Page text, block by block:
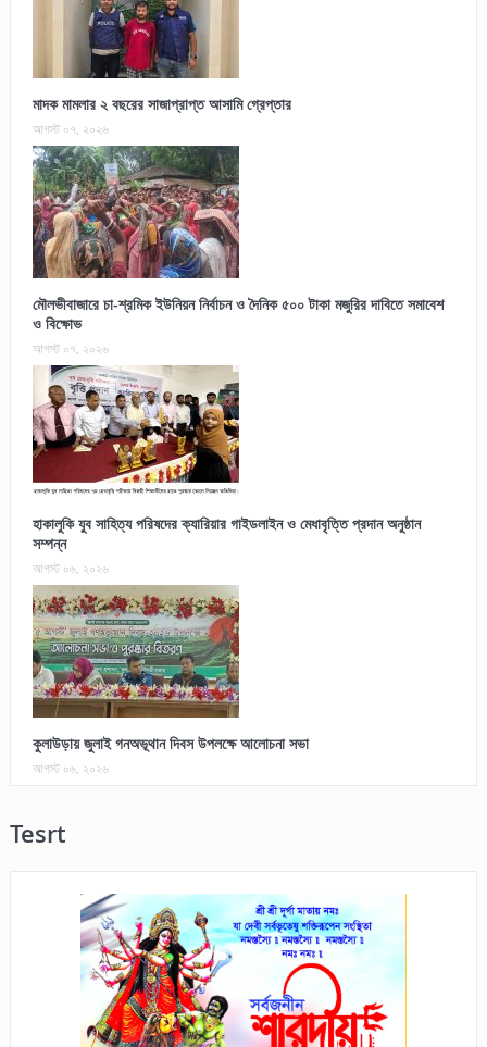
মাদক মামলার ২ বছরের সাজাপ্রাপ্ত আসামি গ্রেপ্তার
আগস্ট ০৭, ২০২৬
মৌলভীবাজারে চা-শ্রমিক ইউনিয়ন নির্বাচন ও দৈনিক ৫০০ টাকা মজুরির দাবিতে সমাবেশ
ও বিক্ষোভ
আগস্ট ০৭, ২০২৬
হাকালুকি যুব সাহিত্য পরিষদের ক্যারিয়ার গাইডলাইন ও মেধাবৃত্তি প্রদান অনুষ্ঠান
সম্পন্ন
আগস্ট ০৬, ২০২৬
কুলাউড়ায় জুলাই গনঅভূথান দিবস উপলক্ষে আলোচনা সভা
আগস্ট ০৬, ২০২৬
Tesrt